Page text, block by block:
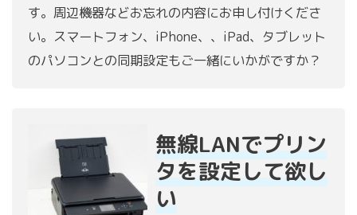
す。周辺機器などお忘れの内容にお申し付けくださ
い。スマートフォン、iPhone、、iPad、タブレット
のパソコンとの同期設定もご一緒にいかがですか？
無線LANでプリン
タを設定して欲し
い